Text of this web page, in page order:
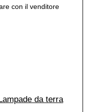
con il venditore
da terra